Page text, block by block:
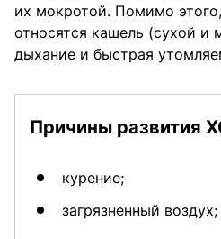
их мокротой. Помимо
относятся кашель (сухой и
дыхание и быстрая
Причины развития
курение;
загрязненный воздух;